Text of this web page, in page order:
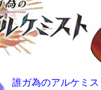
誰ガ為のアルケミ